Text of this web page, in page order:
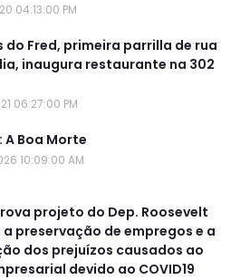
04:13:00 PM
do Fred, primeira parrilla de rua
inaugura restaurante na 302
06:27:00 PM
A Boa Morte
10:09:00 AM
projeto do Dep. Roosevelt
a preservação de empregos e a
dos prejuízos causados ao
devido ao COVID19